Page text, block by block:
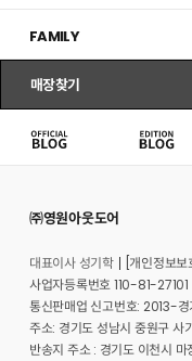
FAMILY
매장찾기
㈜영원아웃도어
대표이사 성기학
[개인정보
사업자등록번호 110-81-27101
통신판매업 신고번호: 2013-
주소: 경기도 성남시 중원구 사
반송지 주소 : 경기도 이천시